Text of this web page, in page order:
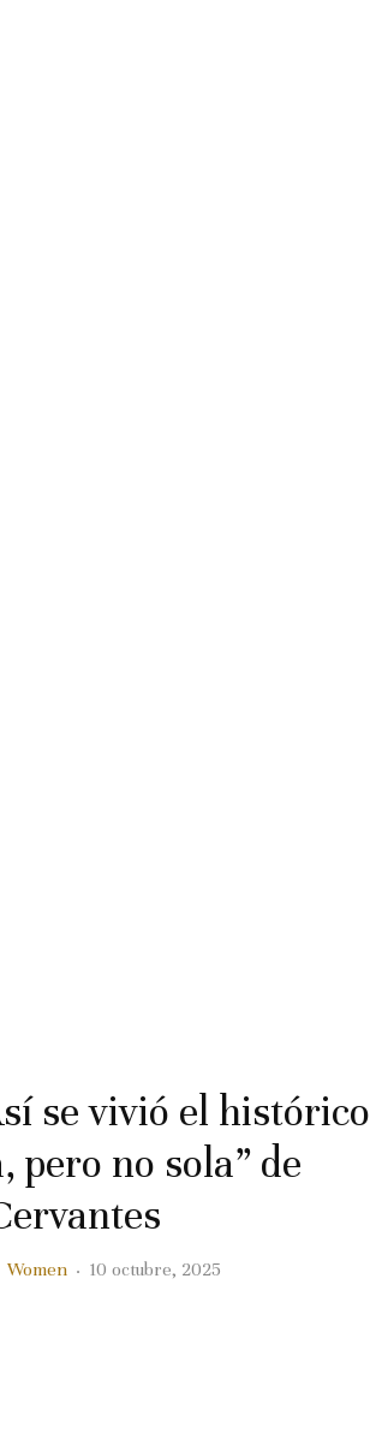
se vivió el histórico
pero no sola” de
Women · 10 octubre, 2025